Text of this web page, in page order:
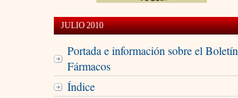
JULIO 2010
Portada e información sobre el Boletín
Fármacos
Índice